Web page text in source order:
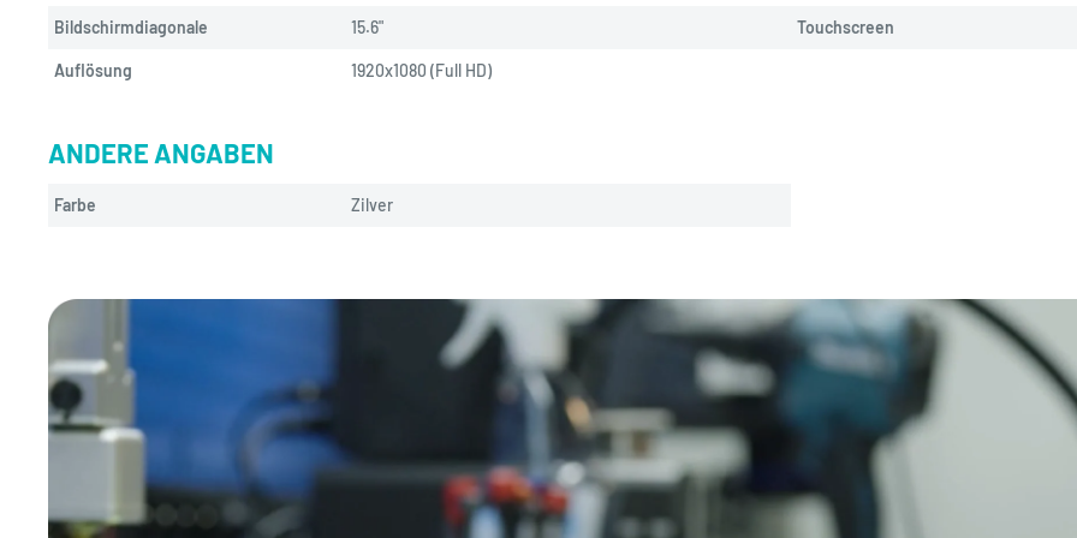
Bildschirmdiagonale 15.6"
Auflösung 1920x1080 (Full HD)
Touchscreen
ANDERE ANGABEN
Farbe Zilver